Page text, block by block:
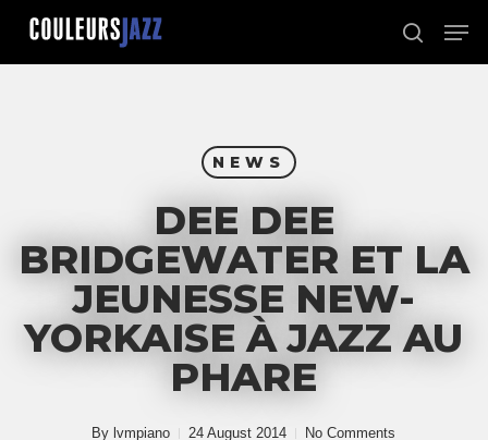
Skip
main
search
NEWS
DEE DEE
BRIDGEWATER ET LA
JEUNESSE NEW-
YORKAISE À JAZZ AU
PHARE
By lvmpiano 24 August 2014 No Comments
Close